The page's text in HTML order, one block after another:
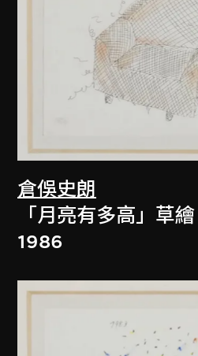
倉俁史朗
「月亮有多高」草繪
1986